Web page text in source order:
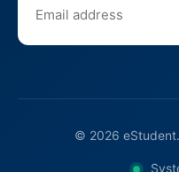
© 2026